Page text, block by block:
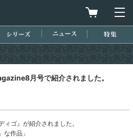
買物カゴを
報 シリーズ ニュース
月号で紹介されました。
ゴ』が紹介されました。
な作品」